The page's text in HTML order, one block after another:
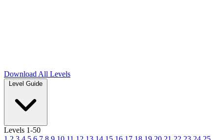
Download All Levels
Level Guide
Levels 1-50